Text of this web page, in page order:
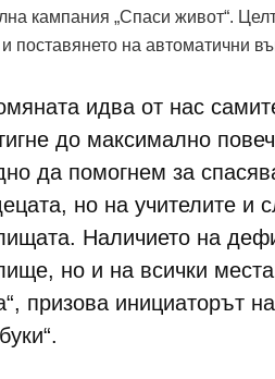
кампания „Спаси живот“.
и поставянето на автоматични
идва от нас
до максимално
да помогнем за
но на учителите и
Наличието на
но и на всички
призова инициаторът